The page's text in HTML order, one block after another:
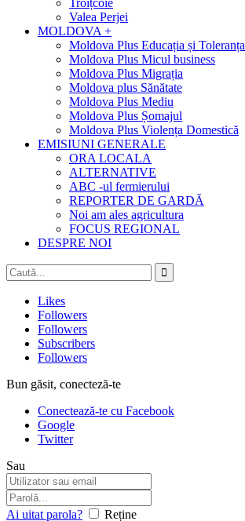
Valea Perjei
MOLDOVA +
Moldova Plus Educația și Toleranța
Moldova Plus Micul business
Moldova Plus Migrația
Moldova plus Sănătate
Moldova Plus Mediu
Moldova Plus Șomajul
Moldova Plus Violența Domestică
EMISIUNI GENERALE
ORA LOCALA
ALTERNATIVE
ABC -ul fermierului
REPORTER DE GARDĂ
Noi am ales agricultura
FOCUS REGIONAL
DESPRE NOI
Likes
Followers
Followers
Subscribers
Followers
Bun găsit, conecteză-te
Conectează-te cu Facebook
Google
Twitter
Sau
Ai uitat parola? Reține